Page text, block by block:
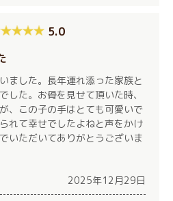
5.0
ました。長年連れ添った家族と
した。お骨を見せて頂いた時、
、この子の手はとても可愛いで
れて幸せでしたよねと声をかけ
いただいてありがとうございま
2025年12月29日